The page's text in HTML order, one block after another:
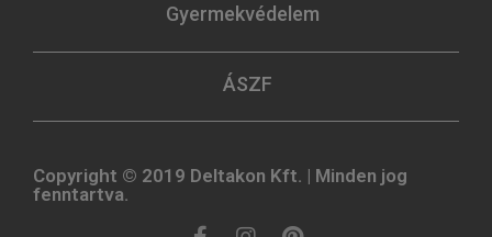
Gyermekvédelem
ÁSZF
Copyright © 2019 Deltakon Kft. | Minden jog
fenntartva.​